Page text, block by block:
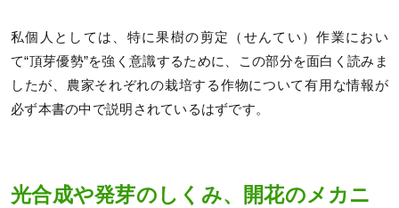
私個人としては、特に果樹の剪定（せんてい）作業におい
て“頂芽優勢”を強く意識するために、この部分を面白く読みま
したが、農家それぞれの栽培する作物について有用な情報が
必ず本書の中で説明されているはずです。
光合成や発芽のしくみ、開花のメカニ